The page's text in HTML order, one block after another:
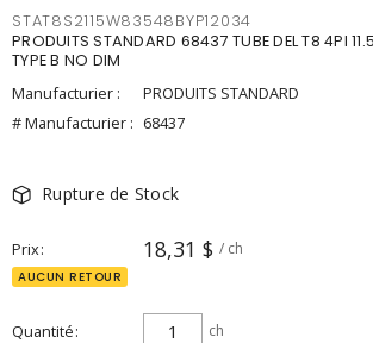
STAT8S2115W83548BYP12034
PRODUITS STANDARD 68437 TUBE DEL T8 4PI
TYPE B NO DIM
Manufacturier :
PRODUITS STANDARD
# Manufacturier : 68437
Rupture de Stock
Prix 18,31 $ / ch
AUCUN RETOUR
Quantité ch